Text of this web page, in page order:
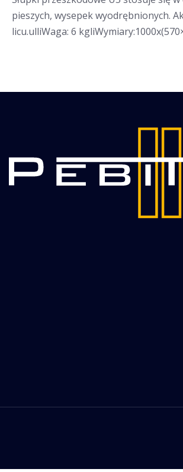
pieszych, wysepek wyodrębnionych.
licu.ulliWaga: 6